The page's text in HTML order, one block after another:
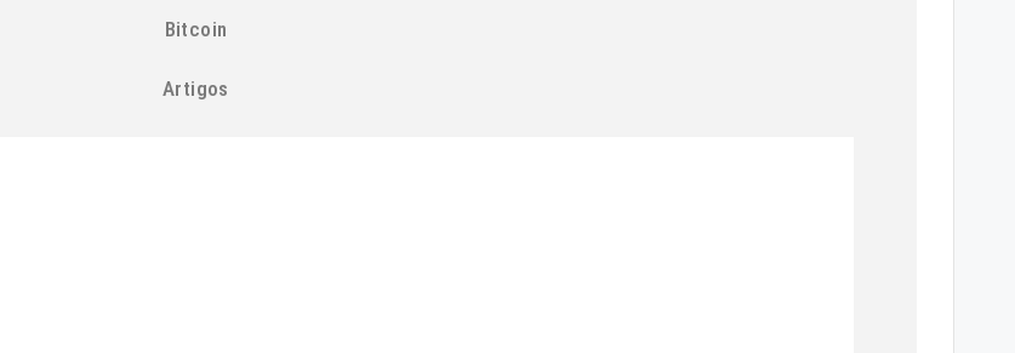
Bitcoin
Artigos